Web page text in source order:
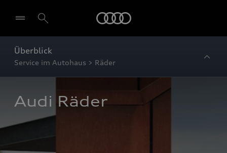
Überblick
Service im Autohaus > Räder
Audi Räder